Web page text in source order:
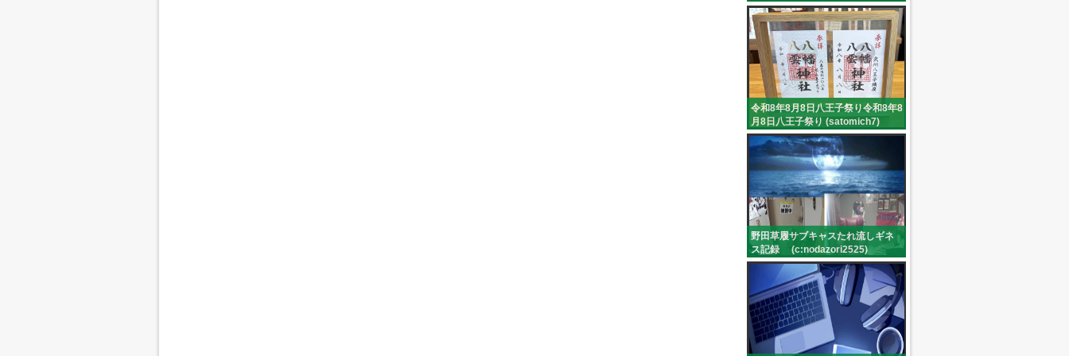
令和8年8月8日八王子祭り令和8年8
月8日八王子祭り (satomich7)
野田草履サブキャスたれ流しギネ
ス記録 (c:nodazori2525)